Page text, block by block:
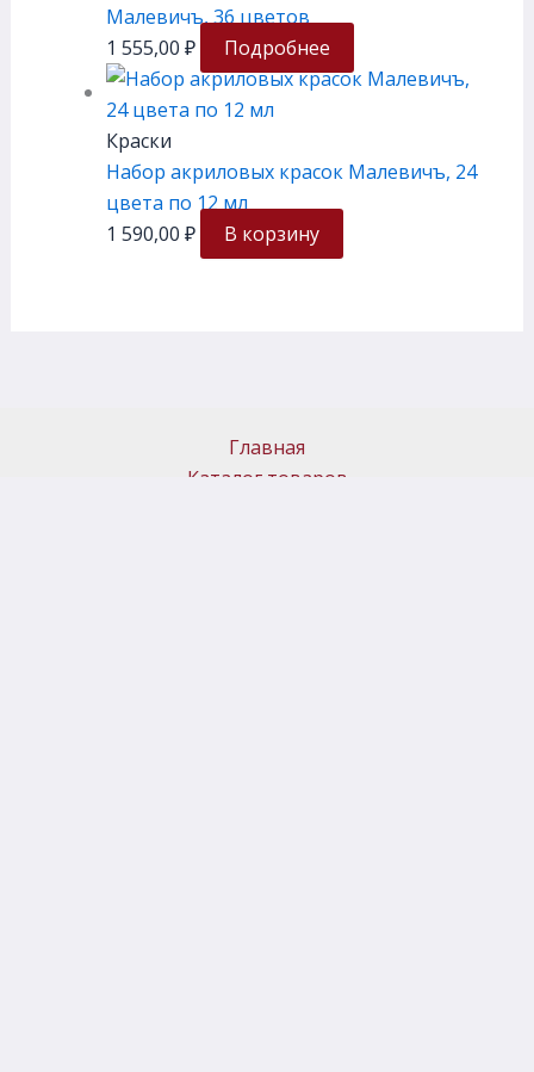
Малевичъ, 36 цветов
1 555,00 ₽ Подробнее
Краски
Набор акриловых красок Малевичъ, 24
цвета по 12 мл
1 590,00 ₽ В корзину
Главная
Каталог товаров